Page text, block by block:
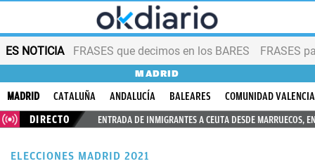
ES NOTICIA FRASES que decimos en los BARES FRASES
MADRID
MADRID CATALUÑA ANDALUCÍA BALEARES
COMUNIDAD
DIRECTO
ENTRADA DE INMIGRANTES A CEUTA DESDE MARRUECOS,
ELECCIONES MADRID 2021